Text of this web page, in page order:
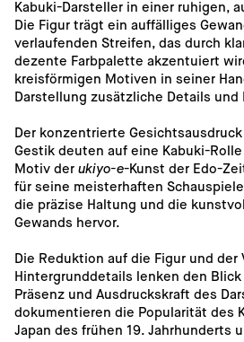
Kabuki-Darsteller in einer ruhigen,
Die Figur trägt ein auffälliges
verlaufenden Streifen, das durch
dezente Farbpalette akzentuiert
kreisförmigen Motiven in seiner
Darstellung zusätzliche Details und
Der konzentrierte
Gestik deuten auf eine Kabuki-
Motiv der ukiyo-e-Kunst der Edo-
für seine meisterhaften
die präzise Haltung und die
Gewands hervor.
Die Reduktion auf die Figur und der
Hintergrunddetails lenken den
Präsenz und Ausdruckskraft des
dokumentieren die Popularität des
Japan des frühen 19. Jahrhunderts